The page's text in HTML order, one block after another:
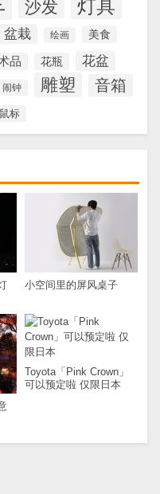
沙发 灯具
盆栽 绘画 美食
品 花瓶 花盆
闹钟 雕塑 音箱
鼠标
小空间里的屏风桌子
Toyota「Pink Crown」
可以预定啦 仅限日本